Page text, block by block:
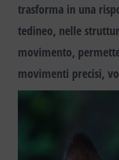
trasforma in una
tedineo, nelle
movimento,
movimenti precisi,